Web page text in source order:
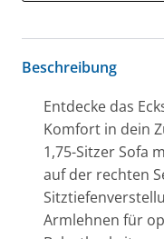
Beschreibung
Entdecke das
Komfort in dein
1,75-Sitzer Sofa
auf der rechten
Armlehnen für